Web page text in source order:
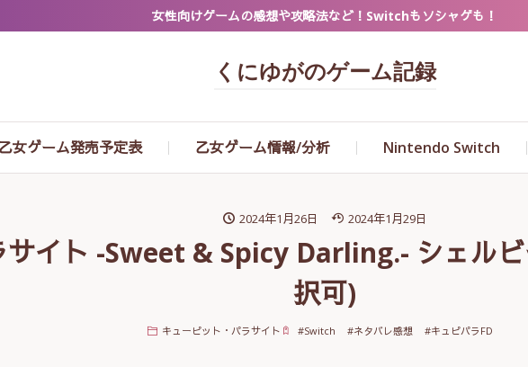
女性向けゲームの感想や攻略法など！Switchもソシャゲも！
くにゆがのゲーム記録
女ゲーム発売予定表 乙女ゲーム情報/分析 Nintendo Switch
2024年1月26日 2024年1月29日
サイト -Sweet & Spicy Darling.- シェル
択可)
キューピット・パラサイト #Switch #ネタバレ感想 #キュピパラFD